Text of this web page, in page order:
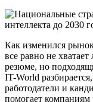
Как изменился
все равно не
резюме, но
IT-World
работодатели и
помогает